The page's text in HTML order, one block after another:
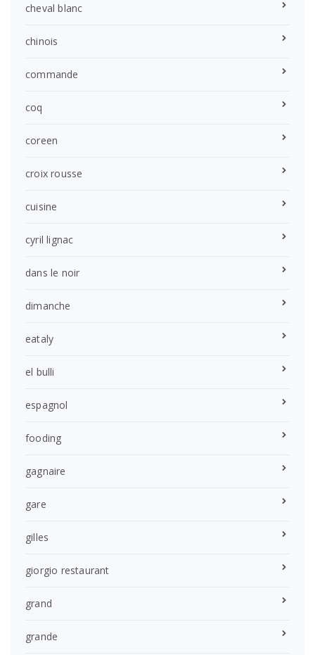
cheval blanc
chinois
commande
coq
coreen
croix rousse
cuisine
cyril lignac
dans le noir
dimanche
eataly
el bulli
espagnol
fooding
gagnaire
gare
gilles
giorgio restaurant
grand
grande